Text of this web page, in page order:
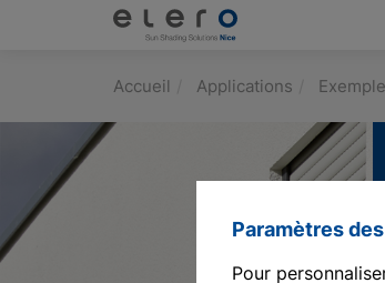
Paramètres
Pour
Applications
Nouvelles et Presse
Société
Accueil Applications